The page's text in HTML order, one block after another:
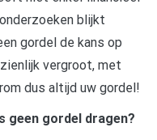
blijkt
gordel de kans op
vergroot, met
dus altijd uw gordel!
geen gordel dragen?